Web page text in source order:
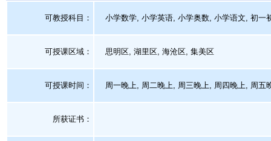
可教授科目： 小学数学, 小学英语, 小学奥数, 小学语文, 初一
可授课区域： 思明区, 湖里区, 海沧区, 集美区
可授课时间： 周一晚上, 周二晚上, 周三晚上, 周四晚上, 周五
所获证书 ：